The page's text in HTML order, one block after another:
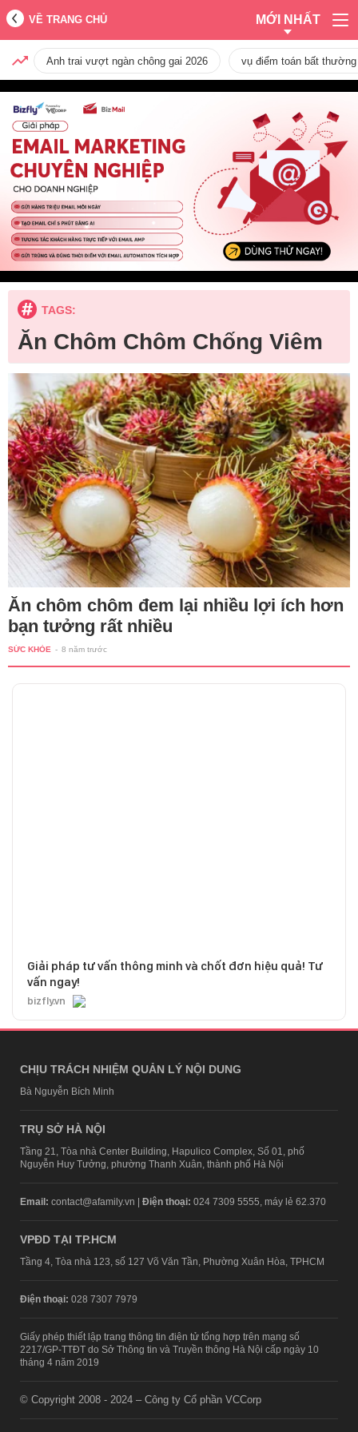
VỀ TRANG CHỦ MỚI NHẤT
Anh trai vượt ngàn chông gai 2026 vụ điểm toán bất
TAGS:
Ăn Chôm Chôm Chống Viêm
Ăn chôm chôm đem lại nhiều lợi ích hơn
bạn tưởng rất nhiều
SỨC KHỎE - 8 năm trước
Giải pháp tư vấn thông minh và chốt đơn hiệu quả! Tư
vấn ngay!
bizfly.vn
CHỊU TRÁCH NHIỆM QUẢN LÝ NỘI DUNG
Bà Nguyễn Bích Minh
TRỤ SỞ HÀ NỘI
Tầng 21, Tòa nhà Center Building, Hapulico Complex, Số 01, phố
Nguyễn Huy Tưởng, phường Thanh Xuân, thành phố Hà Nội
Email: contact@afamily.vn | Điện thoại: 024 7309 5555, máy lẻ 62.370
VPĐD TẠI TP.HCM
Tầng 4, Tòa nhà 123, số 127 Võ Văn Tần, Phường Xuân Hòa, TPHCM
Điện thoại: 028 7307 7979
Giấy phép thiết lập trang thông tin điện tử tổng hợp trên mạng số
2217/GP-TTĐT do Sở Thông tin và Truyền thông Hà Nội cấp ngày 10
tháng 4 năm 2019
© Copyright 2008 - 2024 – Công ty Cổ phần VCCorp